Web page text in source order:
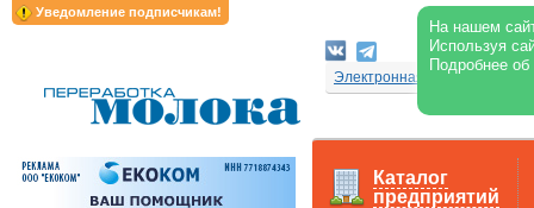
Уведомление подписчикам!
На нашем
Используя
Подробнее
Электронная версия
Каталог
предприятий